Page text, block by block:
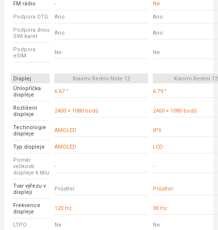
FM rádio - Ne
Podpora OTG Ano Ano
Podpora dvou
SIM karet
Ano Ano
Podpora
eSIM
Ne Ne
Displej Xiaomi Redmi Note 12
Xiaomi Redmi 12
Úhlopříčka
displeje
6.67 " 6.79 "
Rozlišení
displeje
2400 × 1080 bodů 2460 × 1080 bodů
Technologie
displeje
AMOLED IPS
Typ displeje AMOLED LCD
Poměr
velikosti
displeje k tělu
- -
Tvar výřezu v
displeji
Průstřel Průstřel
Frekvence
displeje
120 Hz 90 Hz
LTPO Ne Ne